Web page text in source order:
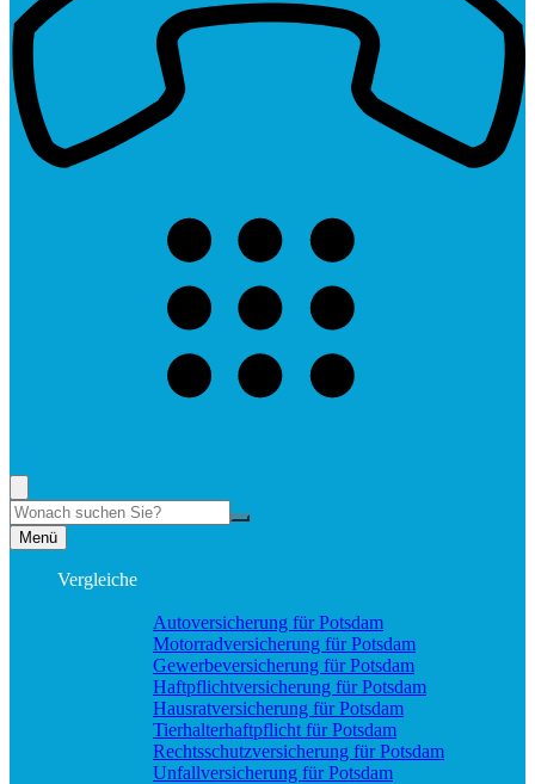
Suche
Menü
Vergleiche
Autoversicherung für Potsdam
Motorradversicherung für Potsdam
Gewerbeversicherung für Potsdam
Haftpflichtversicherung für Potsdam
Hausratversicherung für Potsdam
Tierhalterhaftpflicht für Potsdam
Rechtsschutzversicherung für Potsdam
Unfallversicherung für Potsdam